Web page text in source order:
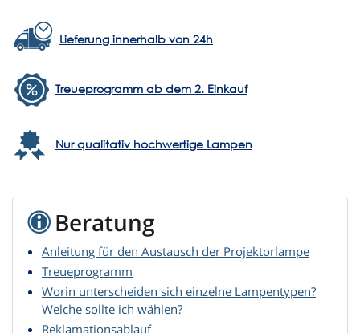
Lieferung innerhalb von 24h
Treueprogramm ab dem 2. Einkauf
Nur qualitativ hochwertige Lampen
Beratung
Anleitung für den Austausch der Projektorlampe
Treueprogramm
Worin unterscheiden sich einzelne Lampentypen?
Welche sollte ich wählen?
Reklamationsablauf